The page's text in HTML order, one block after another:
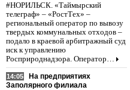
#НОРИЛЬСК. «Таймырский
телеграф» – «РостТех» –
региональный оператор по вывозу
твердых коммунальных отходов –
подало в краевой арбитражный суд
иск к управлению
Росприроднадзора. Оператор…
14:05
На предприятиях
Заполярного филиала